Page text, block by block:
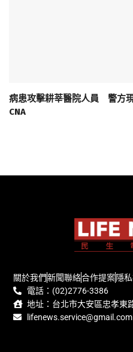
病患攻擊耕莘醫院人員 警方
CNA
關於我們新聞聯絡合作提案隱
電話：(02)2776-3386
地址：台北市大安區忠孝東
lifenews.service@gmail.com